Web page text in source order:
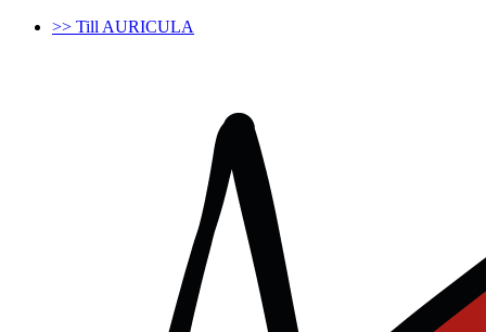
>> Till AURICULA